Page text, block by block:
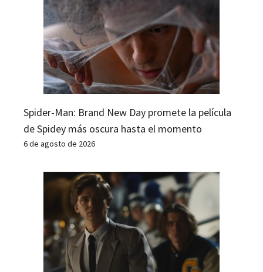
Spider-Man: Brand New Day promete la película
de Spidey más oscura hasta el momento
6 de agosto de 2026